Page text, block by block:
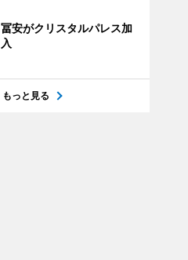
冨安がクリスタルパレス加
入
もっと見る